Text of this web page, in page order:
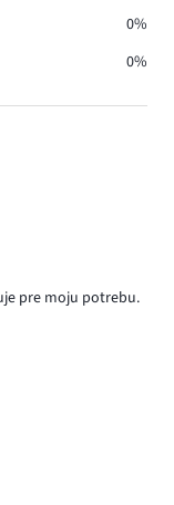
pre moju potrebu.
0%
0%